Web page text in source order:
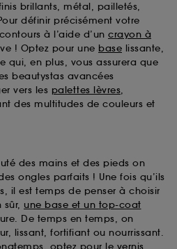
brillants, métal, pailletés,
définir précisément votre
à l’aide d’un crayon à
! Optez pour une base lissante,
qui, en plus, vous assurera que
beautystas avancées
vers les palettes lèvres,
des multitudes de couleurs et
des mains et des pieds on
ongles parfaits ! Une fois qu’ils
il est temps de penser à choisir
sûr, une base et un top-coat
De temps en temps, on
lissant, fortifiant ou nourrissant.
optez pour le vernis